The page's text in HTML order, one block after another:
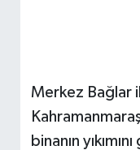
Merkez Bağlar
binanın